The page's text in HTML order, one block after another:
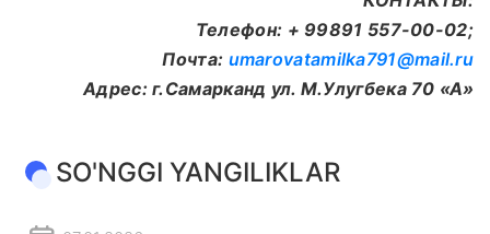
Телефон: + 99891 557-00-02;
Почта: umarovatamilka791@mail.ru
Адрес: г.Самарканд ул. М.Улугбека 70 «А»
SO'NGGI YANGILIKLAR